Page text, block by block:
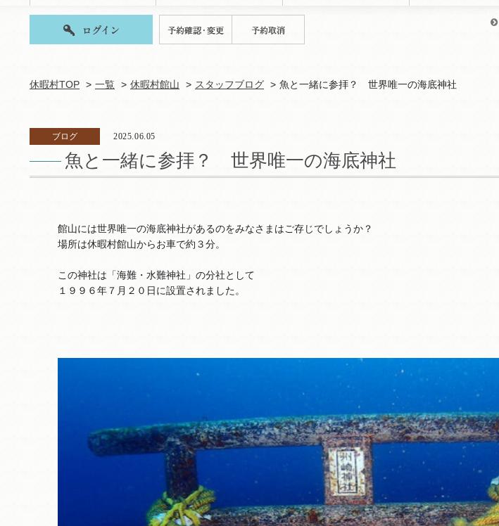
休暇村TOP 一覧 休暇村館山 スタッフブログ 魚と一緒に参拝？ 世界唯一の海底神社
ブログ 2025.06.05
魚と一緒に参拝？ 世界唯一の海底神社
館山には世界唯一の海底神社があるのをみなさまはご存じでしょうか？
場所は休暇村館山からお車で約３分。
この神社は「海難・水難神社」の分社として
１９９６年７月２０日に設置されました。